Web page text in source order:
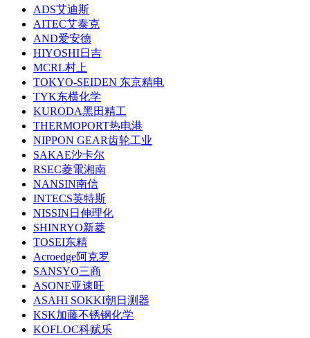
ADS艾迪斯
AITEC艾泰克
AND爱安德
HIYOSHI日吉
MCRL村上
TOKYO-SEIDEN 东京精电
TYK东横化学
KURODA黑田精工
THERMOPORT热电港
NIPPON GEAR齿轮工业
SAKAE沙卡尔
RSEC菱電湘南
NANSIN南信
INTECS英特斯
NISSIN日伸理化
SHINRYO新菱
TOSEI东精
Acroedge阿克罗
SANSYO三商
ASONE亚速旺
ASAHI SOKKI朝日测器
KSK加藤不锈钢化学
KOFLOC科赋乐